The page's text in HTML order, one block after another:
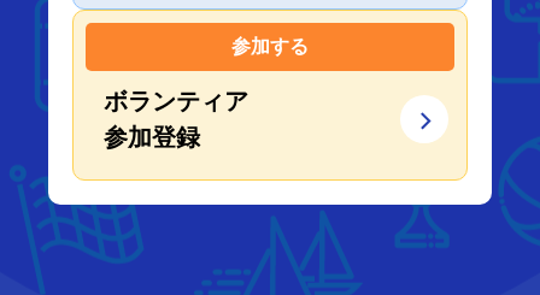
参加する
ボランティア
参加登録